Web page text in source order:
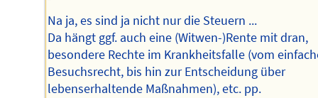
Na ja, es sind ja nicht nur die Steuern ...
Da hängt ggf. auch eine (Witwen-)Rente mit dran,
besondere Rechte im Krankheitsfalle (vom
Besuchsrecht, bis hin zur Entscheidung über
lebenserhaltende Maßnahmen), etc. pp.